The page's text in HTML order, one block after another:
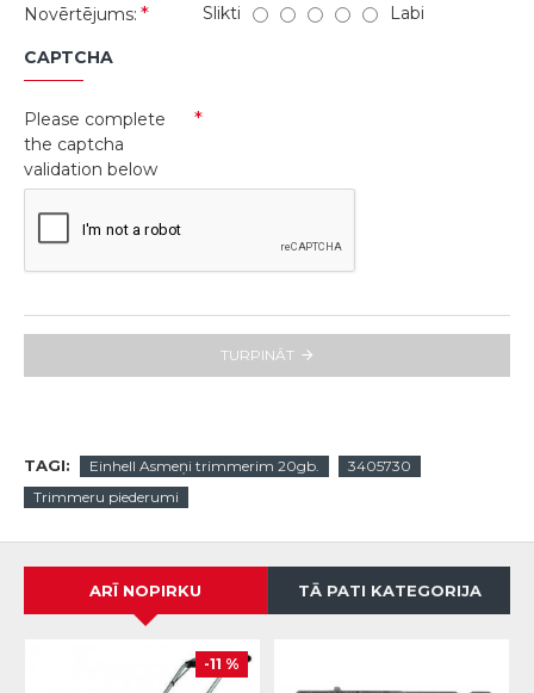
Novērtējums:
Slikti Labi
CAPTCHA
Please complete
the captcha
validation below
TURPINĀT
TAGI: Einhell Asmeņi trimmerim 20gb.
3405730
Trimmeru piederumi
ARĪ NOPIRKU TĀ PATI KATEGORIJA
-11 %